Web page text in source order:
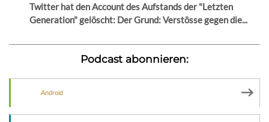
Twitter hat den Account des Aufstands der "Letzten
Generation" gelöscht: Der Grund: Verstösse gegen die...
Podcast abonnieren:
Android